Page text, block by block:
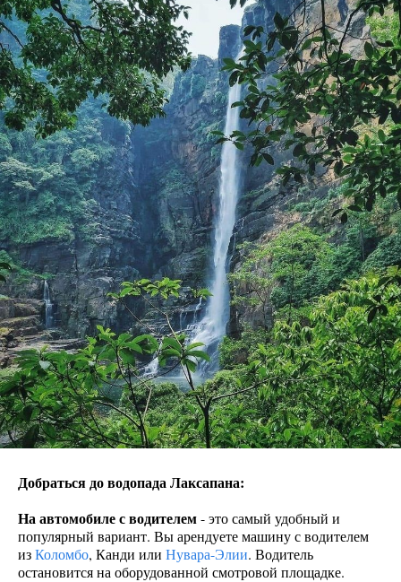
Добраться до водопада Лаксапана:
На автомобиле с водителем- это самый удобный и
популярный вариант. Вы арендуете машину с водителем
изКоломбо, Канди или Нувара-Элии. Водитель
остановится на оборудованной смотровой площадке.